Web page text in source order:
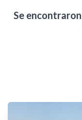
Se encontraron